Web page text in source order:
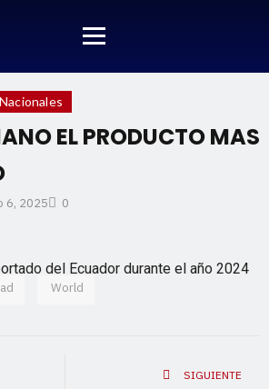
Nacionales
EL PRODUCTO MAS
6, 2025 0
del Ecuador durante el año 2024
World
SIGUIENTE